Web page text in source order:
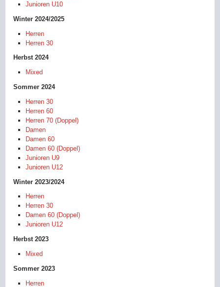
Junioren U10
Winter 2024/2025
Herren
Herren 30
Herbst 2024
Mixed
Sommer 2024
Herren 30
Herren 60
Herren 70 (Doppel)
Damen
Damen 60
Damen 60 (Doppel)
Junioren U9
Junioren U12
Winter 2023/2024
Herren
Herren 30
Damen 60 (Doppel)
Junioren U12
Herbst 2023
Mixed
Sommer 2023
Herren